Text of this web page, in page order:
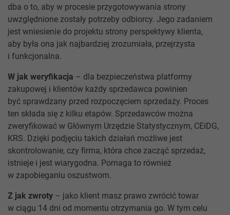
dba o to, aby w procesie przygotowywania strony
uwzględnione zostały potrzeby odbiorcy. Jego zadaniem
jest wniesienie do projektu strony perspektywy klienta,
aby była ona jak najbardziej zrozumiała, przejrzysta
i funkcjonalna.
W jak weryfikacja – dla bezpieczeństwa platformy
zakupowej i klientów każdy sprzedawca powinien
być sprawdzany przed rozpoczęciem sprzedaży. Proces
ten składa się z kilku etapów. Sprzedawców można
zweryfikować w Głównym Urzędzie Statystycznym, CEiDG,
KRS. Dzięki podjęciu takich działań możliwe jest
skontrolowanie, czy firma, która chce zacząć sprzedaż,
istnieje i jest wiarygodna. Pomaga to również
w zapobieganiu oszustwom.
Z jak zwroty – jako klient masz prawo zwrócić towar
w ciągu 14 dni od momentu otrzymania go. W tym celu